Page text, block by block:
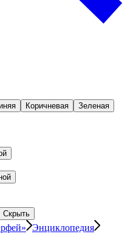
Коричневая Зеленая
Скрыть
Энциклопедия